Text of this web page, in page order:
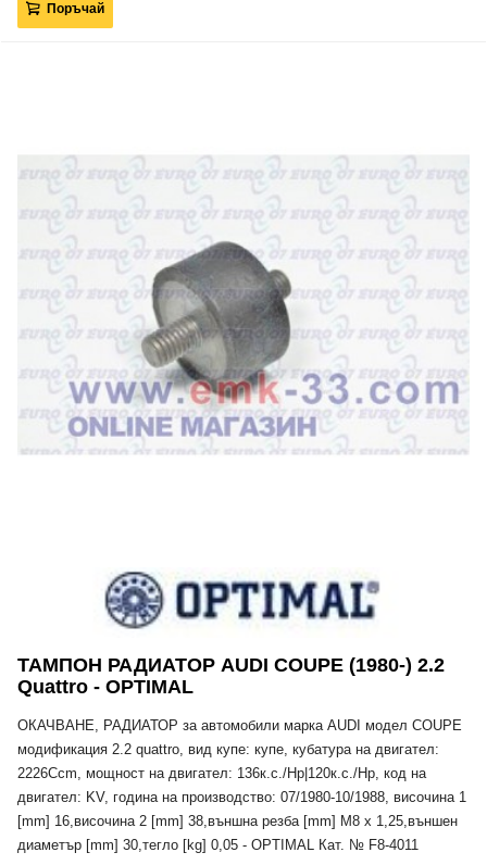
Поръчай
ТАМПОН РАДИАТОР AUDI COUPE (1980-) 2.2
Quattro - OPTIMAL
ОКАЧВАНЕ, РАДИАТОР за автомобили марка AUDI модел COUPE
модификация 2.2 quattro, вид купе: купе, кубатура на двигател:
2226Ccm, мощност на двигател: 136к.с./Hp|120к.с./Hp, код на
двигател: KV, година на производство: 07/1980-10/1988, височина 1
[mm] 16,височина 2 [mm] 38,външна резба [mm] M8 x 1,25,външен
диаметър [mm] 30,тегло [kg] 0,05 - OPTIMAL Кат. № F8-4011